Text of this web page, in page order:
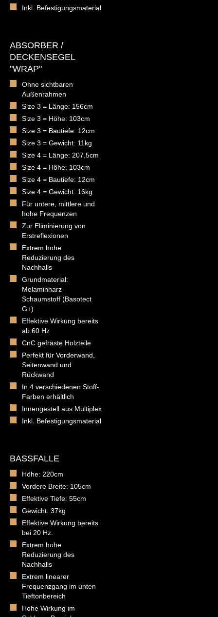
Inkl. Befestigungsmaterial
ABSORBER /
DECKENSEGEL
"WRAP"
Ohne sichtbaren
Außenrahmen
Size 3 = Länge: 156cm
Size 3 = Höhe: 103cm
Size 3 = Bautiefe: 12cm
Size 3 = Gewicht: 11kg
Size 4 = Länge: 207,5cm
Size 4 = Höhe: 103cm
Size 4 = Bautiefe: 12cm
Size 4 = Gewicht: 16kg
Für untere, mittlere und
hohe Frequenzen
Zur Eliminierung von
Erstreflexionen
Extrem hohe
Reduzierung des
Nachhalls
Grundmaterial:
Melaminharz-
Schaumstoff (Basotect
G+)
Effektive Wirkung bereits
ab 60 Hz
CnC gefräste Holzteile
Perfekt für Vorderwand,
Seitenwand und
Rückwand
In 4 verschiedenen Stoff-
Farben erhältlich
Innengestell aus Multiplex
Inkl. Befestigungsmaterial
BASSFALLE
Höhe: 220cm
Vordere Breite: 105cm
Effektive Tiefe: 55cm
Gewicht: 37kg
Effektive Wirkung bereits
bei 20 Hz.
Extrem hohe
Reduzierung des
Nachhalls
Extrem linearer
Frequenzgang im unten
Tieftonbereich
Hohe Wirkung im